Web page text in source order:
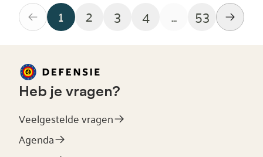
1 2 3 4 ... 53
Heb je vragen?
Veelgestelde vragen
Agenda